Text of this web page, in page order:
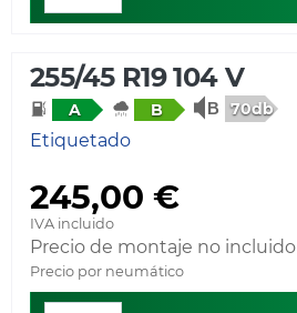
255/45 R19 104 V
A B 70db
Etiquetado
245,00 €
IVA incluido
Precio de montaje no incluido
Precio por neumático